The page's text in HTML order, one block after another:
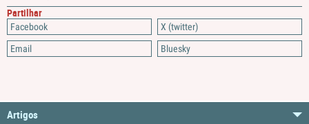
Partilhar
Facebook
X (twitter)
Email
Bluesky
Artigos